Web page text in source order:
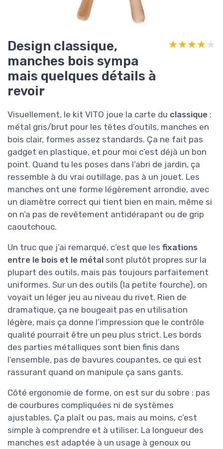
Design classique,
manches bois sympa
mais quelques détails à
revoir
★★★★★
★★★★★
Visuellement, le kit VITO joue la carte du classique :
métal gris/brut pour les têtes d’outils, manches en
bois clair, formes assez standards. Ça ne fait pas
gadget en plastique, et pour moi c’est déjà un bon
point. Quand tu les poses dans l’abri de jardin, ça
ressemble à du vrai outillage, pas à un jouet. Les
manches ont une forme légèrement arrondie, avec
un diamètre correct qui tient bien en main, même si
on n’a pas de revêtement antidérapant ou de grip
caoutchouc.
Un truc que j’ai remarqué, c’est que les fixations
entre le bois et le métal sont plutôt propres sur la
plupart des outils, mais pas toujours parfaitement
uniformes. Sur un des outils (la petite fourche), on
voyait un léger jeu au niveau du rivet. Rien de
dramatique, ça ne bougeait pas en utilisation
légère, mais ça donne l’impression que le contrôle
qualité pourrait être un peu plus strict. Les bords
des parties métalliques sont bien finis dans
l’ensemble, pas de bavures coupantes, ce qui est
rassurant quand on manipule ça sans gants.
Côté ergonomie de forme, on est sur du sobre : pas
de courbures compliquées ni de systèmes
ajustables. Ça plaît ou pas, mais au moins, c’est
simple à comprendre et à utiliser. La longueur des
manches est adaptée à un usage à genoux ou